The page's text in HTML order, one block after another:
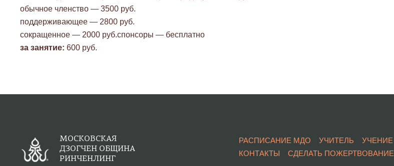
обычное членство — 3500 руб.
поддерживающее — 2800 руб.
сокращенное — 2000 руб.спонсоры — бесплатно
за занятие: 600 руб.
МОСКОВСКАЯ
ДЗОГЧЕН ОБЩИНА
РИНЧЕНЛИНГ
РАСПИСАНИЕ МДО УЧИТЕЛЬ УЧЕНИЕ
КОНТАКТЫ
СДЕЛАТЬ ПОЖЕРТВОВАНИЕ